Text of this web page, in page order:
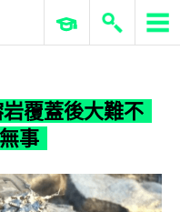
ERP 與商業 AI
岩覆蓋後大難不
事